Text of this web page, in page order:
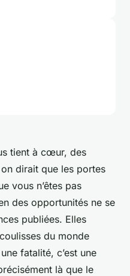
tient à cœur, des
dirait que les portes
vous n’êtes pas
des opportunités ne se
publiées. Elles
du monde
fatalité, c’est une
là que le